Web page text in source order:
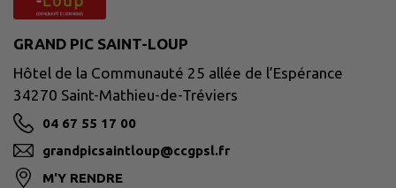
GRAND PIC SAINT-LOUP
Hôtel de la Communauté 25 allée de l’Espérance
34270 Saint-Mathieu-de-Tréviers
04 67 55 17 00
grandpicsaintloup@ccgpsl.fr
M'Y RENDRE